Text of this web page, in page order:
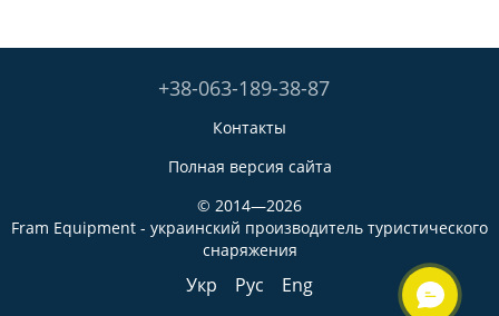
+38-063-189-38-87
Контакты
Полная версия сайта
© 2014—2026
Fram Equipment - украинский производитель туристического
снаряжения
Укр Рус Eng